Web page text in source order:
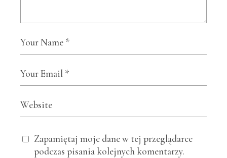
Zapamiętaj moje dane w tej przeglądarce
podczas pisania kolejnych komentarzy.